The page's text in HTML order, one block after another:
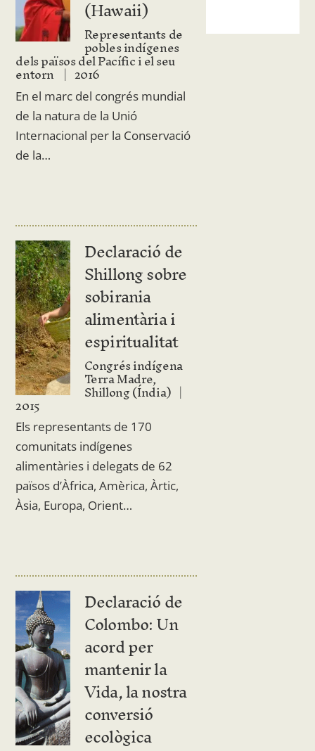
(Hawaii)
Representants de
pobles indígenes
dels països del Pacífic i el seu
entorn 2016
En el marc del congrés mundial
de la natura de la Unió
Internacional per la Conservació
de la…
Declaració de
Shillong sobre
sobirania
alimentària i
espiritualitat
Congrés indígena
Terra Madre,
Shillong (Índia)
2015
Els representants de 170
comunitats indígenes
alimentàries i delegats de 62
països d’Àfrica, Amèrica, Àrtic,
Àsia, Europa, Orient…
Declaració de
Colombo: Un
acord per
mantenir la
Vida, la nostra
conversió
ecològica